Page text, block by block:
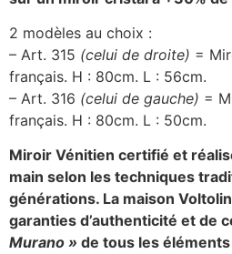
2 modèles au choix :
– Art. 315 (celui de droite) =
français. H : 80cm. L : 56cm.
– Art. 316 (celui de gauche) =
français. H : 80cm. L : 50cm.
Miroir Vénitien certifié et
main selon les techniques
générations. La maison
garanties d’authenticité et de
Murano » de tous les